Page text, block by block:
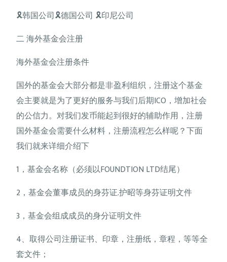
🎗韩国公司🎗德国公司 🎗印尼公司
二 海外基金会注册
海外基金会注册条件
国外的基金会大部分都是非盈利组织，注册这个基金
会主要就是为了更好的服务与我们后期ICO，增加社会
的公信力。对我们发币能起到很好的辅助作用，注册
国外基金会需要什么材料，注册流程怎么样呢？下面
我们就来详细介绍下
1，基金会名称（必须以FOUNDTION LTD结尾）
2，基金会董事成员的身芬证.护昭等身芬证明文件
3，基金会组成成员的身分证明文件
4、取得公司注册证书、印章，注册纸，章程，等等全
套文件；